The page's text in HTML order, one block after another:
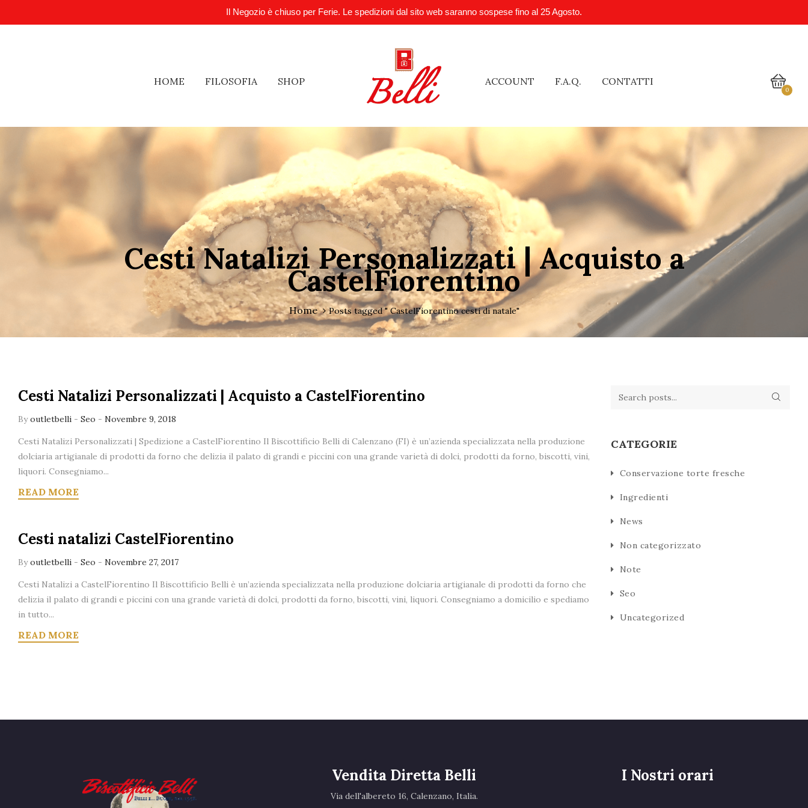
Il Negozio è chiuso per Ferie. Le spedizioni dal sito web saranno sospese fino al 25 Agosto.
HOME FILOSOFIA SHOP ACCOUNT F.A.Q. CONTATTI
0
Cesti Natalizi Personalizzati | Acquisto a
CastelFiorentino
Home Posts tagged " CastelFiorentino cesti di natale"
Cesti Natalizi Personalizzati | Acquisto a CastelFiorentino
Byoutletbelli - Seo - Novembre 9, 2018
Cesti Natalizi Personalizzati | Spedizione a CastelFiorentino Il Biscottificio Belli di Calenzano (FI) è un’azienda specializzata nella produzione
dolciaria artigianale di prodotti da forno che delizia il palato di grandi e piccini con una grande varietà di dolci, prodotti da forno, biscotti, vini,
liquori. Consegniamo...
READ MORE
Cesti natalizi CastelFiorentino
Byoutletbelli - Seo - Novembre 27, 2017
Cesti Natalizi a CastelFiorentino Il Biscottificio Belli è un’azienda specializzata nella produzione dolciaria artigianale di prodotti da forno che
delizia il palato di grandi e piccini con una grande varietà di dolci, prodotti da forno, biscotti, vini, liquori. Consegniamo a domicilio e spediamo
in tutto...
READ MORE
CATEGORIE
Conservazione torte fresche
Ingredienti
News
Non categorizzato
Note
Seo
Uncategorized
Vendita Diretta Belli
Via dell'albereto 16, Calenzano, Italia.‎
I Nostri orari